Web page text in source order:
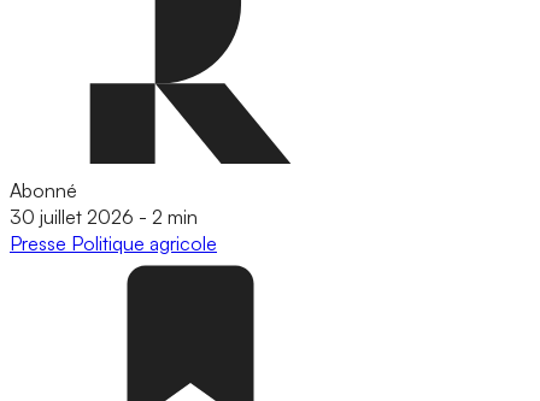
Abonné
30 juillet 2026 - 2 min
Presse Politique agricole